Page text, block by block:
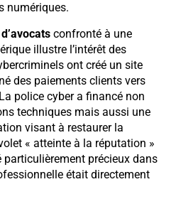
numériques.
confronté à une
illustre l’intérêt des
ont créé un site
des paiements clients vers
police cyber a financé non
techniques mais aussi une
visant à restaurer la
« atteinte à la réputation »
particulièrement précieux dans
était directement